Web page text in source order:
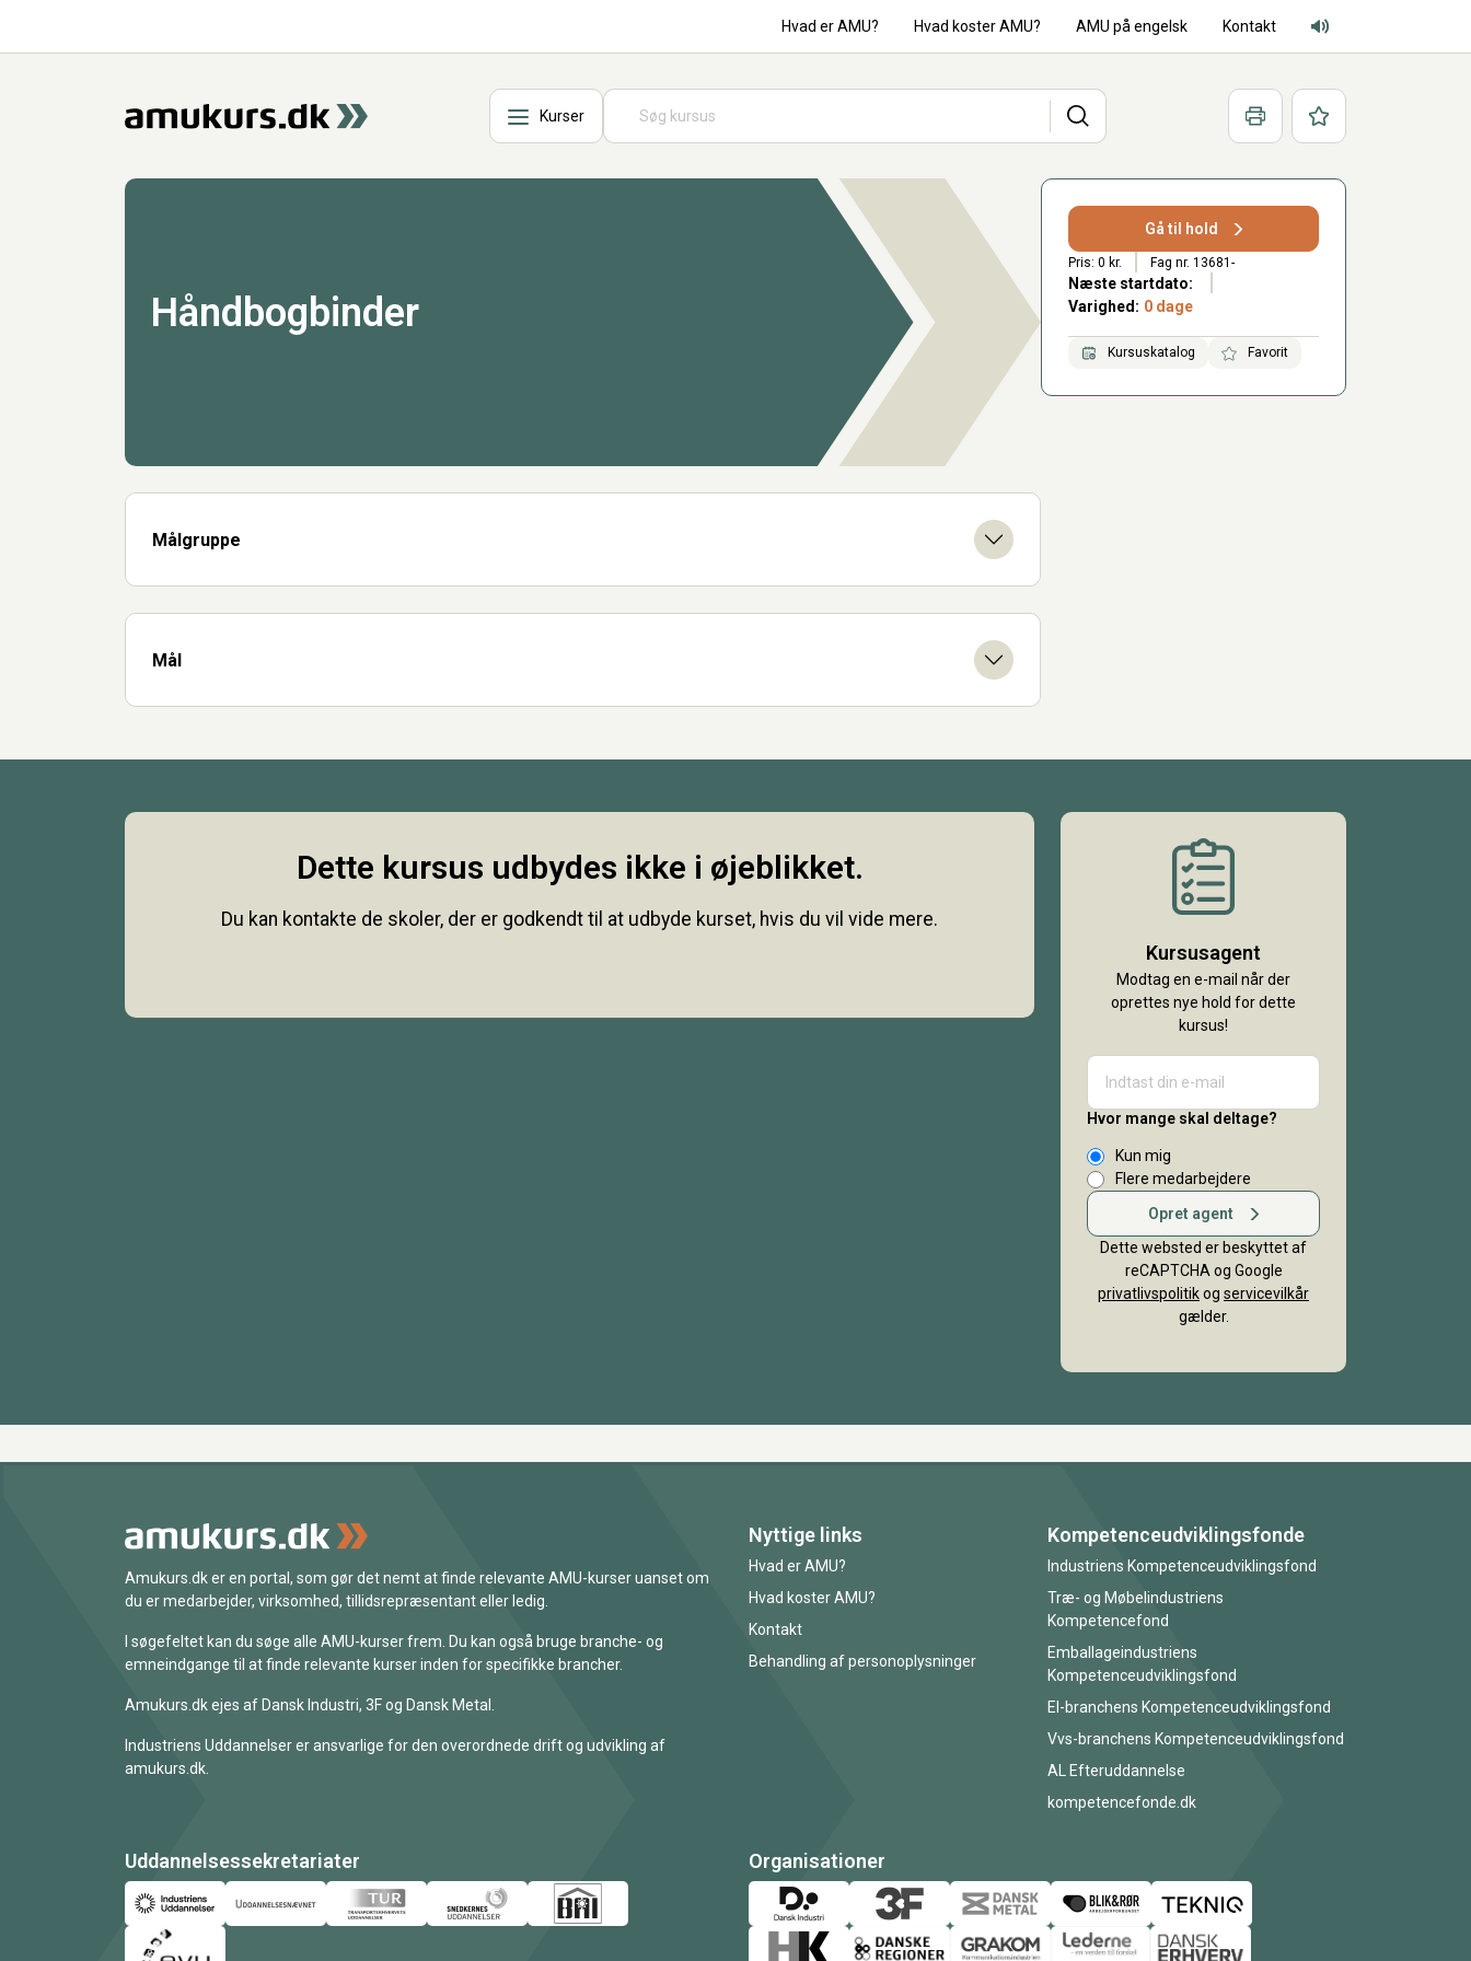
Hvad er AMU? Hvad koster AMU? AMU på engelsk Kontakt
Adgang for alle lyd
Kurser Søg Print Favoritter
Håndbogbinder
Målgruppe
Mål
Gå til hold
Pris: 0 kr. Fag nr. 13681-
Næste startdato:
Varighed: 0 dage
Kursuskatalog Favorit
Dette kursus udbydes ikke i øjeblikket.
Du kan kontakte de skoler, der er godkendt til at udbyde kurset, hvis du vil vide mere.
Kursusagent
Modtag en e-mail når der
oprettes nye hold for dette
kursus!
Hvor mange skal deltage?
Kun mig
Flere medarbejdere
Opret agent
Dette websted er beskyttet af
reCAPTCHA og Google
privatlivspolitikog servicevilkår
gælder.
Amukurs.dk er en portal, som gør det nemt at finde relevante AMU-kurser uanset om
du er medarbejder, virksomhed, tillidsrepræsentant eller ledig.
I søgefeltet kan du søge alle AMU-kurser frem. Du kan også bruge branche- og
emneindgange til at finde relevante kurser inden for specifikke brancher.
Amukurs.dk ejes af Dansk Industri, 3F og Dansk Metal.
Industriens Uddannelser er ansvarlige for den overordnede drift og udvikling af
amukurs.dk.
Nyttige links
Hvad er AMU?
Hvad koster AMU?
Kontakt
Behandling af personoplysninger
Kompetenceudviklingsfonde
Industriens Kompetenceudviklingsfond
Træ- og Møbelindustriens
Kompetencefond
Emballageindustriens
Kompetenceudviklingsfond
El-branchens Kompetenceudviklingsfond
Vvs-branchens Kompetenceudviklingsfond
AL Efteruddannelse
kompetencefonde.dk
Uddannelsessekretariater Organisationer